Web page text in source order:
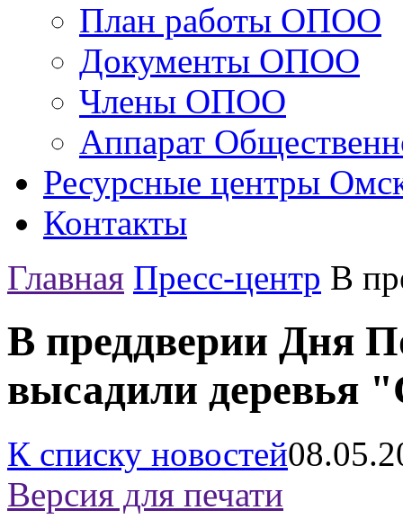
План работы ОПОО
Документы ОПОО
Члены ОПОО
Аппарат
Ресурсные центры
Контакты
Главная Пресс-центр В
В преддверии Дня
высадили деревья
К списку новостей
Версия для печати